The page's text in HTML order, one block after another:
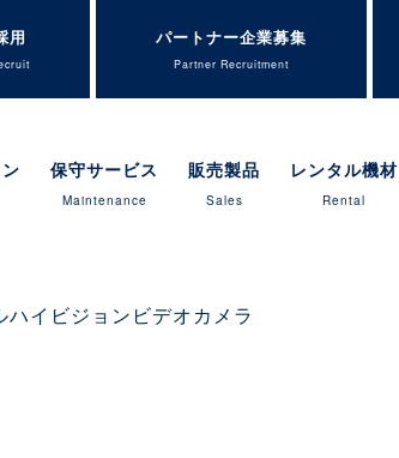
用 パートナー企業募集
Partner Recruitment
保守サービス
Maintenance
販売製品
Sales
レンタル機材
Rental
ハイビジョンビデオカメラ